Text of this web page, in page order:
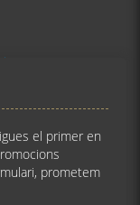
el primer en
prometem